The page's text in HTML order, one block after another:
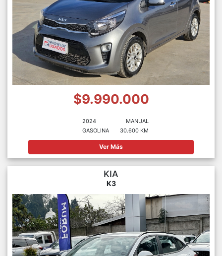
$9.990.000
2024
GASOLINA
MANUAL
30.600 KM
Ver Más
KIA
K3